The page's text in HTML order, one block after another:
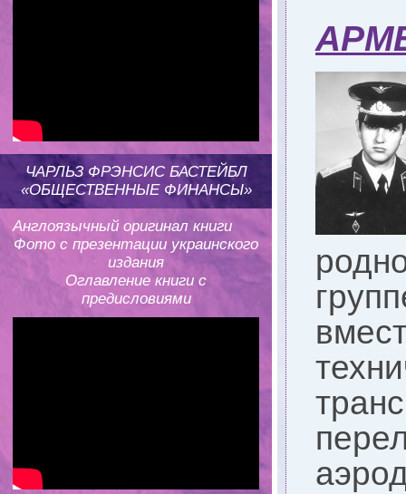
ЧАРЛЬЗ ФРЭНСИС БАСТЕЙБЛ
«ОБЩЕСТВЕННЫЕ ФИНАНСЫ»
Англоязычный оригинал книги
Фото с презентации украинского
издания
Оглавление книги с
предисловиями